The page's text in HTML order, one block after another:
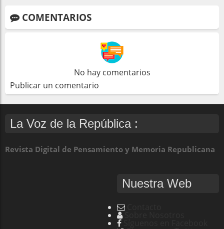
COMENTARIOS
No hay comentarios
Publicar un comentario
La Voz de la República :
Revista Digital de Pensamiento y Memoria Republicana
Nuestra Web